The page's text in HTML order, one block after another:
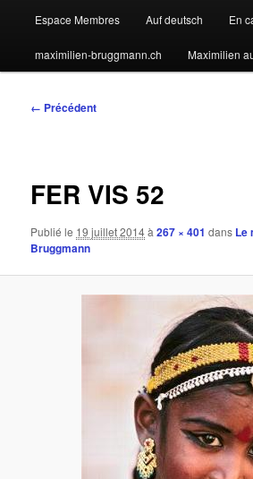
Espace Membres Auf deutsch En
maximilien-bruggmann.ch Maximilien
Navigation
← Précédent
FER VIS 52
Publié le 19 juillet 2014à267 × 401 dans Le
Bruggmann